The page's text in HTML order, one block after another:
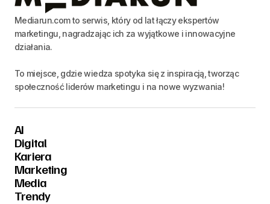
Mediarun.com to serwis, który od lat łączy ekspertów
marketingu, nagradzając ich za wyjątkowe i innowacyjne
działania.
To miejsce, gdzie wiedza spotyka się z inspiracją, tworząc
społeczność liderów marketingu i na nowe wyzwania!
AI
Digital
Kariera
Marketing
Media
Trendy